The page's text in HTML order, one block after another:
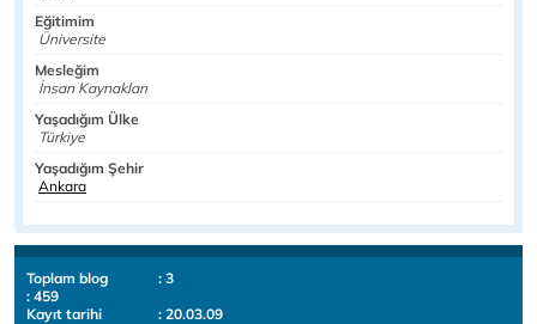
Eğitimim
Üniversite
Mesleğim
İnsan Kaynakları
Yaşadığım Ülke
Türkiye
Yaşadığım Şehir
Ankara
Toplam blog
: 3
: 459
Kayıt tarihi
: 20.03.09